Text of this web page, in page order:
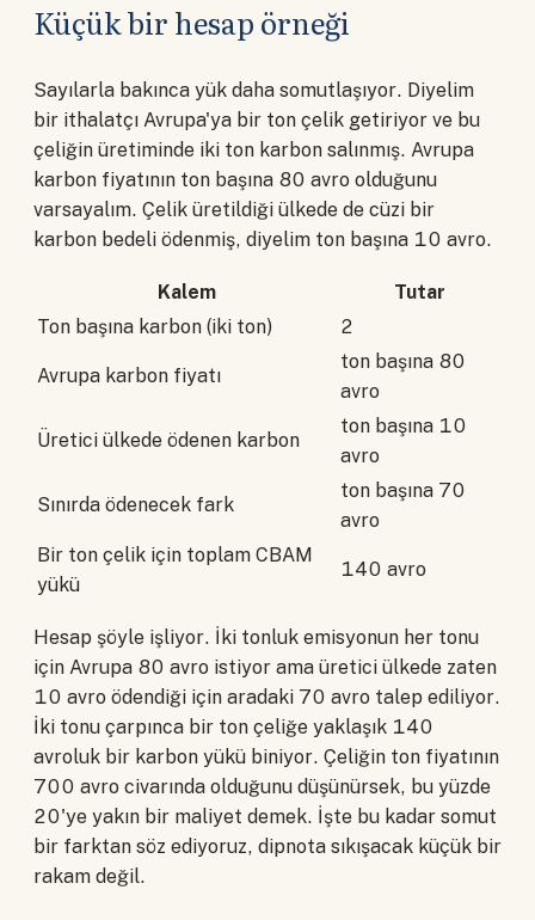
Küçük bir hesap örneği
Sayılarla bakınca yük daha somutlaşıyor. Diyelim
bir ithalatçı Avrupa'ya bir ton çelik getiriyor ve bu
çeliğin üretiminde iki ton karbon salınmış. Avrupa
karbon fiyatının ton başına 80 avro olduğunu
varsayalım. Çelik üretildiği ülkede de cüzi bir
karbon bedeli ödenmiş, diyelim ton başına 10 avro.
Kalem
Tutar
Ton başına karbon (iki ton)
2
Avrupa karbon fiyatı
ton başına 80
avro
Üretici ülkede ödenen karbon
ton başına 10
avro
Sınırda ödenecek fark
ton başına 70
avro
Bir ton çelik için toplam CBAM
yükü
140 avro
Hesap şöyle işliyor. İki tonluk emisyonun her tonu
için Avrupa 80 avro istiyor ama üretici ülkede zaten
10 avro ödendiği için aradaki 70 avro talep ediliyor.
İki tonu çarpınca bir ton çeliğe yaklaşık 140
avroluk bir karbon yükü biniyor. Çeliğin ton fiyatının
700 avro civarında olduğunu düşünürsek, bu yüzde
20'ye yakın bir maliyet demek. İşte bu kadar somut
bir farktan söz ediyoruz, dipnota sıkışacak küçük bir
rakam değil.